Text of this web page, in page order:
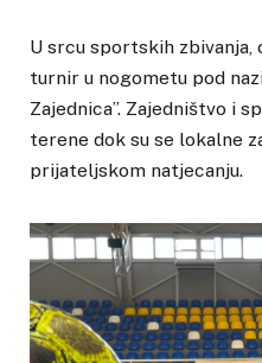
U srcu sportskih
turnir u nogometu pod
Zajednica”. Zajedništvo i
terene dok su se lokalne
prijateljskom natjecanju.